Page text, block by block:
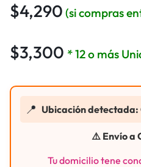
$4,290 (si compras
$3,300 * 12 o más
📍 Ubicación detectada:
⚠️ Envío a
Tu domicilio tene